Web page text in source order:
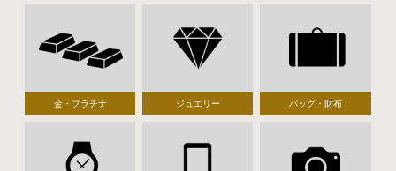
金・プラチナ ジュエリー バッグ・財布